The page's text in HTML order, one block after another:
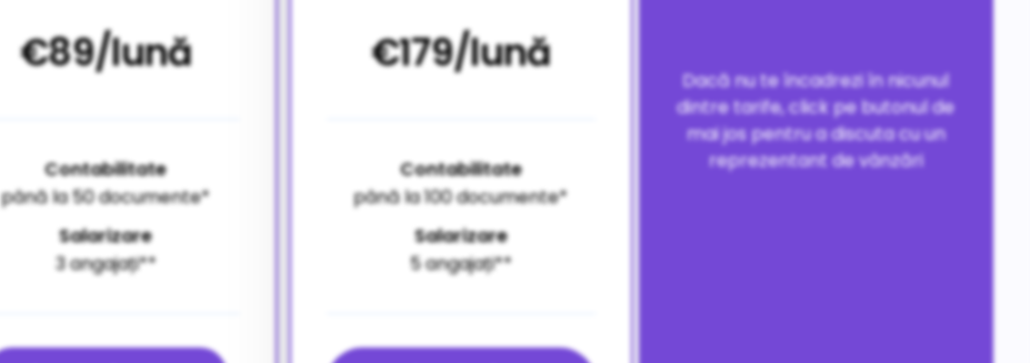
€89/lună
Contabilitate
până la 50 documente*
Salarizare
3 angajați**
€179/lună
Contabilitate
până la 100 documente*
Salarizare
5 angajați**
Dacă nu te încadrezi în nicunul
dintre tarife, click pe butonul de
mai jos pentru a discuta cu un
reprezentant de vânzări